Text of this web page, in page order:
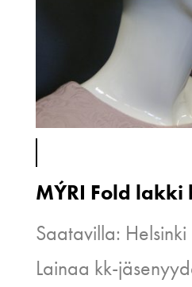
MÝRI Fold lakki
Saatavilla: Helsinki
Lainaa kk-